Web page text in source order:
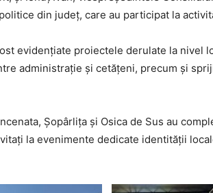
din județ, care au participat la
evidențiate proiectele derulate la nivel
administrație și cetățeni, precum și
Șopârlița și Osica de Sus au
la evenimente dedicate identității